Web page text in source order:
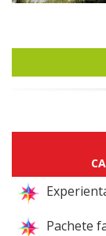
Pachete